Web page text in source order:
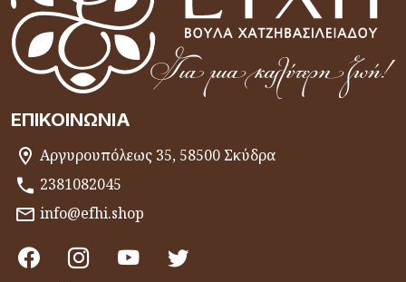
ΕΠΙΚΟΙΝΩΝΊΑ
Αργυρουπόλεως 35, 58500 Σκύδρα
2381082045
info@efhi.shop